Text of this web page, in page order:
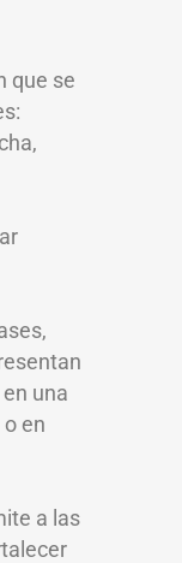
que se
una
en
a las